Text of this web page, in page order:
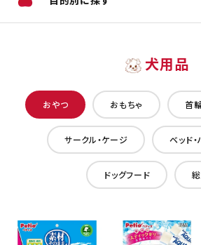
犬用品
おやつ おもちゃ 首
サークル・ケージ ベッド・
ドッグフード